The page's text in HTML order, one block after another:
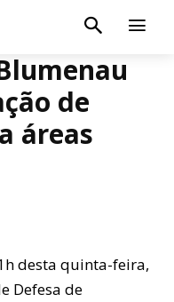
de
áreas
desta quinta-feira,
Defesa de